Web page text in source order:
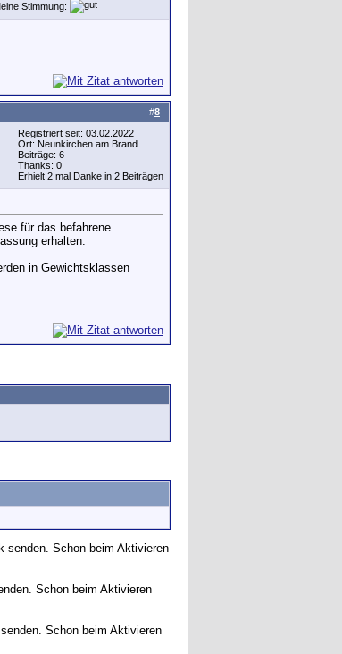
Stimmung:
#8
Registriert seit: 03.02.2022
Ort: Neunkirchen am Brand
Beiträge: 6
Thanks: 0
Erhielt 2 mal Danke in 2 Beiträgen
für das befahrene
erhalten.
in Gewichtsklassen
senden. Schon beim Aktivieren
Schon beim Aktivieren
Schon beim Aktivieren